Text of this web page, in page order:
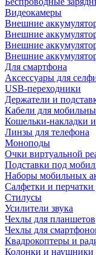
Видеокамеры
Внешние
Внешние
Внешние
Внешние
Для смартфона
Аксессуары для
USB-переходники
Держатели и
Кабели для
Кошельки-накладки
Линзы для телефона
Моноподы
Очки виртуальной
Подставки под
Наборы мобильных
Салфетки и перчатки
Стилусы
Усилители звука
Чехлы для планшетов
Чехлы для
Квадрокоптеры и
Колонки и наушники